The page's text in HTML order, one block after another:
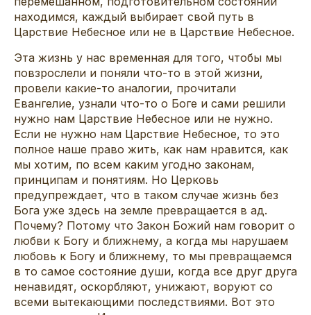
находимся, каждый выбирает свой путь в
Царствие Небесное или не в Царствие Небесное.
Эта жизнь у нас временная для того, чтобы мы
повзрослели и поняли что-то в этой жизни,
провели какие-то аналогии, прочитали
Евангелие, узнали что-то о Боге и сами решили
нужно нам Царствие Небесное или не нужно.
Если не нужно нам Царствие Небесное, то это
полное наше право жить, как нам нравится, как
мы хотим, по всем каким угодно законам,
принципам и понятиям. Но Церковь
предупреждает, что в таком случае жизнь без
Бога уже здесь на земле превращается в ад.
Почему? Потому что Закон Божий нам говорит о
любви к Богу и ближнему, а когда мы нарушаем
любовь к Богу и ближнему, то мы превращаемся
в то самое состояние души, когда все друг друга
ненавидят, оскорбляют, унижают, воруют со
всеми вытекающими последствиями. Вот это